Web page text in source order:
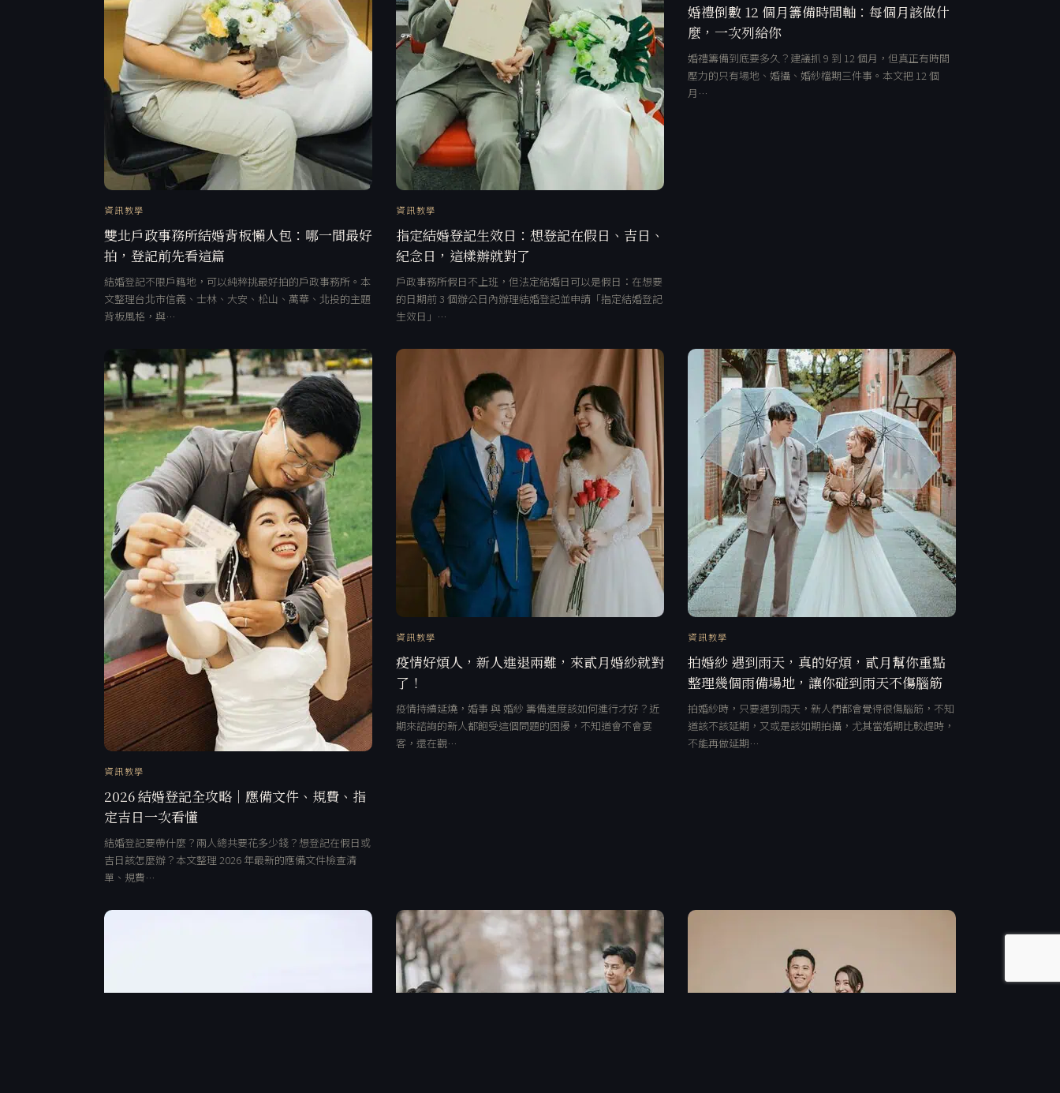
資訊教學
雙北戶政事務所結婚背板懶人包：哪一間最好
拍，登記前先看這篇
結婚登記不限戶籍地，可以純粹挑最好拍的戶政事務所。本
文整理台北市信義、士林、大安、松山、萬華、北投的主題
背板風格，與…
資訊教學
指定結婚登記生效日：想登記在假日、吉日、
紀念日，這樣辦就對了
戶政事務所假日不上班，但法定結婚日可以是假日：在想要
的日期前 3 個辦公日內辦理結婚登記並申請「指定結婚登記
生效日」…
婚禮倒數 12 個月籌備時間軸：每個月該做什
麼，一次列給你
婚禮籌備到底要多久？建議抓 9 到 12 個月，但真正有時間
壓力的只有場地、婚攝、婚紗檔期三件事。本文把 12 個
月…
資訊教學
2026 結婚登記全攻略｜應備文件、規費、指
定吉日一次看懂
結婚登記要帶什麼？兩人總共要花多少錢？想登記在假日或
吉日該怎麼辦？本文整理 2026 年最新的應備文件檢查清
單、規費…
資訊教學
疫情好煩人，新人進退兩難，來貳月婚紗就對
了！
疫情持續延燒，婚事 與 婚紗 籌備進度該如何進行才好？近
期來諮詢的新人都飽受這個問題的困擾，不知道會不會宴
客，還在觀…
資訊教學
拍婚紗 遇到雨天，真的好煩，貳月幫你重點
整理幾個雨備場地，讓你碰到雨天不傷腦筋
拍婚紗時，只要遇到雨天，新人們都會覺得很傷腦筋，不知
道該不該延期，又或是該如期拍攝，尤其當婚期比較趕時，
不能再做延期…